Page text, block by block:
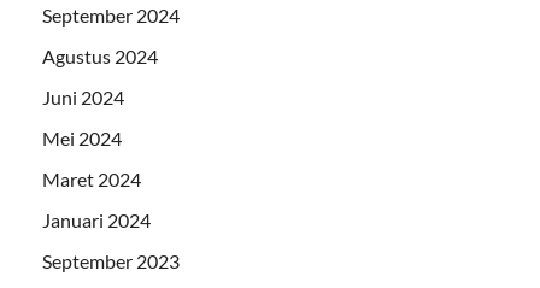
September 2024
Agustus 2024
Juni 2024
Mei 2024
Maret 2024
Januari 2024
September 2023